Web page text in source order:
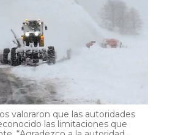
valoraron que las autoridades
las limitaciones que